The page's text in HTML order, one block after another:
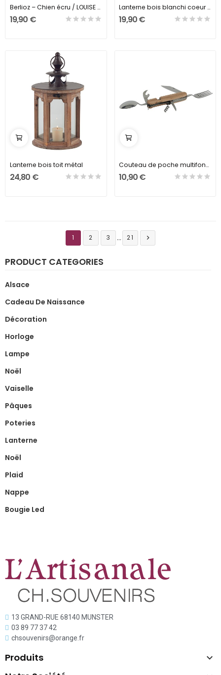
PRODUCT CATEGORIES
Alsace
Cadeau De Naissance
Décoration
Horloge
Lampe
Noël
Vaiselle
Pâques
Poteries
Lanterne
Noël
Plaid
Nappe
Bougie Led
Berlioz – Chien écru / LOUISE MANSEN
19,90 €
Lanterne bois blanchi coeur ajouré
19,90 €
Lanterne bois toit métal
24,80 €
Couteau de poche multifonction
10,90 €
1 2 3 … 21 
13 GRAND-RUE 68140 MUNSTER
03 89 77 37 42
chsouvenirs@orange.fr
Produits 